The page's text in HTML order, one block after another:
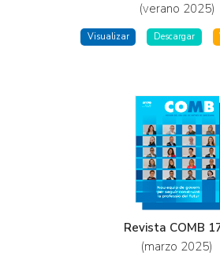
(verano 2025)
Visualizar Descargar
Revista COMB
(marzo 2025)